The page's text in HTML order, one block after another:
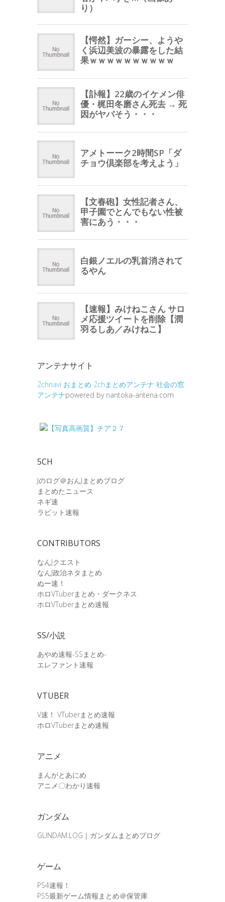
アンテナサイト
2chnavi おまとめ 2chまとめアンテナ 社会の窓
アンテナpowered by nantoka-antena.com
5CH
Jのログ＠おんJまとめブログ
まとめたニュース
ネギ速
ラビット速報
CONTRIBUTORS
なんJクエスト
なんJ政治ネタまとめ
ぬー速！
ホロVTuberまとめ・ダークネス
ホロVTuberまとめ速報
SS/小説
あやめ速報-SSまとめ-
エレファント速報
VTUBER
V速！ VTuberまとめ速報
ホロVTuberまとめ速報
アニメ
まんがとあにめ
アニメ〇わかり速報
ガンダム
GUNDAM.LOG｜ガンダムまとめブログ
ゲーム
PS4速報！
PS5最新ゲーム情報まとめ＠保管庫